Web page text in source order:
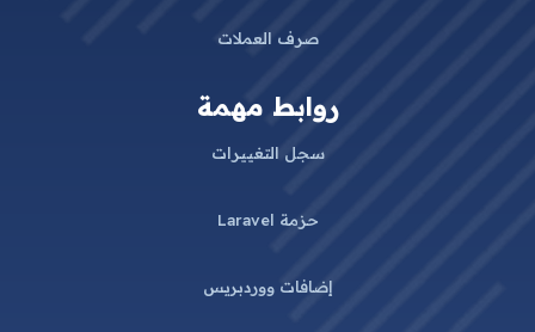
صرف العملات
روابط مهمة
سجل التغييرات
حزمة Laravel
إضافات ووردبريس